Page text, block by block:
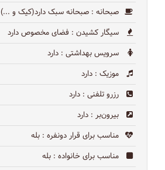
صبحانه : صبحانه سبک دارد(کیک و ...)
سیگار کشیدن : فضای مخصوص دارد
سرویس بهداشتی : دارد
موزیک : دارد
رزرو تلفنی : دارد
بیرون‌بر : دارد
مناسب برای قرار دونفره : بله
مناسب برای خانواده : بله